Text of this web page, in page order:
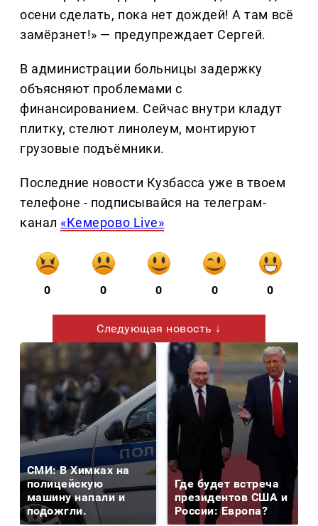
осени сделать, пока нет дождей! А там всё
замёрзнет!» — предупреждает Сергей.
В администрации больницы задержку
объясняют проблемами с
финансированием. Сейчас внутри кладут
плитку, стелют линолеум, монтируют
грузовые подъёмники.
Последние новости Кузбасса уже в твоем
телефоне - подписывайся на телеграм-
канал «Кемерово Live»
0 0 0 0 0
Следующая новость ↓
СМИ: В Химках на
полицейскую
машину напали и
подожгли.
Где будет встреча
президентов США и
России: Европа?